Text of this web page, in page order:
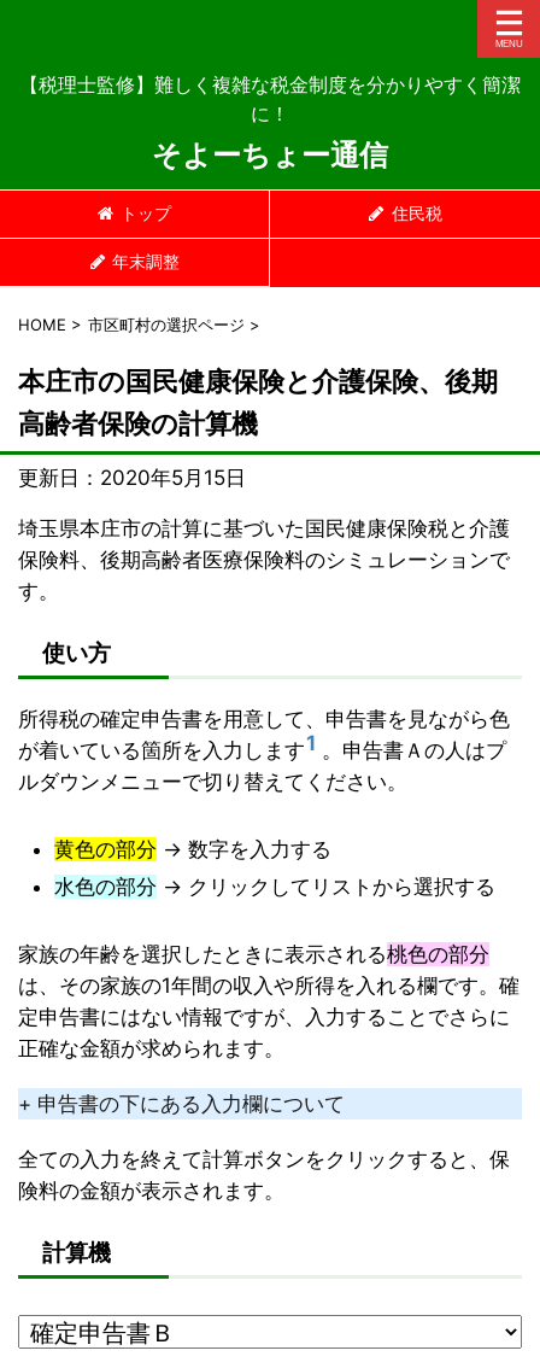
【税理士監修】難しく複雑な税金制度を分かりやすく簡潔
に！
そよーちょー通信
トップ 住民税
年末調整
HOME > 市区町村の選択ページ >
本庄市の国民健康保険と介護保険、後期
高齢者保険の計算機
更新日： 2020年5月15日
埼玉県本庄市の計算に基づいた国民健康保険税と介護
保険料、後期高齢者医療保険料のシミュレーションで
す。
使い方
所得税の確定申告書を用意して、申告書を見ながら色
が着いている箇所を入力します1 。申告書Ａの人はプ
ルダウンメニューで切り替えてください。
黄色の部分 → 数字を入力する
水色の部分 → クリックしてリストから選択する
家族の年齢を選択したときに表示される桃色の部分
は、その家族の1年間の収入や所得を入れる欄です。確
定申告書にはない情報ですが、入力することでさらに
正確な金額が求められます。
+ 申告書の下にある入力欄について
全ての入力を終えて計算ボタンをクリックすると、保
険料の金額が表示されます。
計算機